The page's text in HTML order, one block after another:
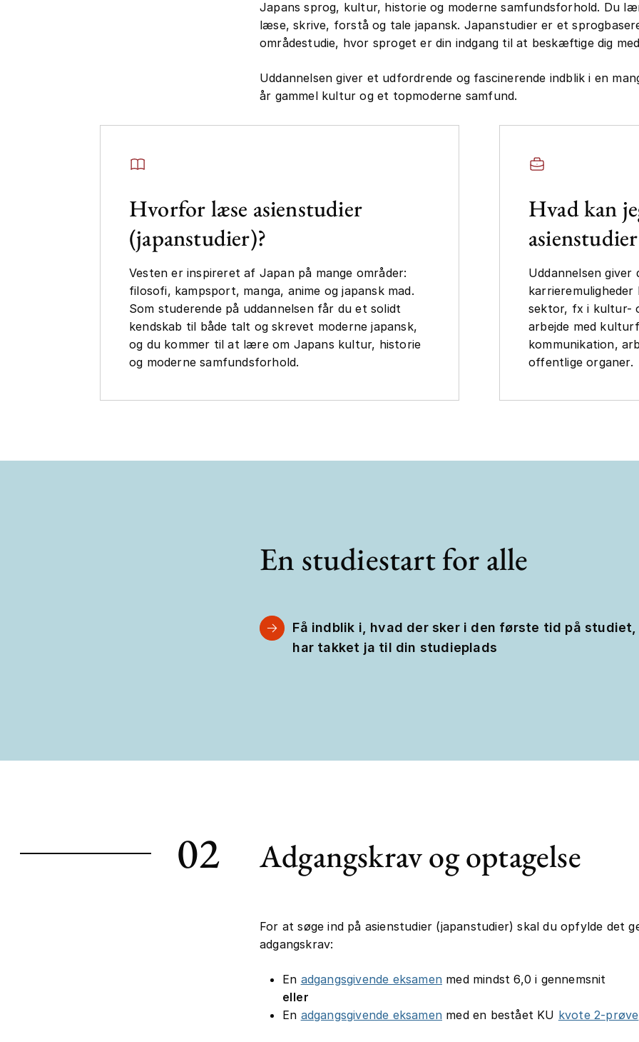
Japans sprog, kultur, historie og moderne samfundsforhold. Du
læse, skrive, forstå og tale japansk. Japanstudier er et
områdestudie, hvor sproget er din indgang til at beskæftige dig
Uddannelsen giver et udfordrende og fascinerende indblik i en
år gammel kultur og et topmoderne samfund.
Hvorfor læse asienstudier
(japanstudier)?
Vesten er inspireret af Japan på mange områder:
filosofi, kampsport, manga, anime og japansk mad.
Som studerende på uddannelsen får du et solidt
kendskab til både talt og skrevet moderne japansk,
og du kommer til at lære om Japans kultur, historie
og moderne samfundsforhold.
Hvad kan
Uddannelsen giver
sektor, fx i kultur-
arbejde med
kommunikation,
offentlige organer.
En studiestart for alle
Få indblik i, hvad der sker i den første tid på studiet,
har takket ja til din studieplads
02 Adgangskrav og optagelse
For at søge ind på asienstudier (japanstudier) skal du opfylde det
adgangskrav:
En adgangsgivende eksamen med mindst 6,0 i gennemsnit
eller
En adgangsgivende eksamen med en bestået KU kvote 2-prøve